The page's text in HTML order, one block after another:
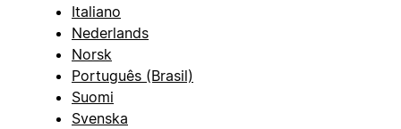
Italiano
Nederlands
Norsk
Português (Brasil)
Suomi
Svenska